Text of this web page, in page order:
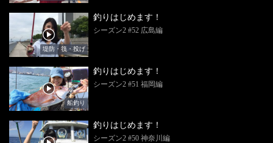
堤防・筏・投げ
釣りはじめます！
シーズン2 #52 広島編
船釣り
釣りはじめます！
シーズン2 #51 福岡編
釣りはじめます！
シーズン2 #50 神奈川編